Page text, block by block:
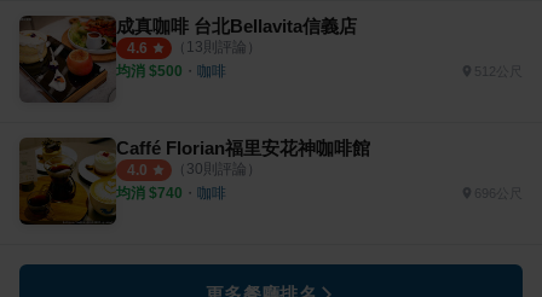
成真咖啡 台北Bellavita信義店
4.6 （ 13則評論）
均消 $500 ・ 咖啡 512公尺
Caffé Florian福里安花神咖啡館
4.0 （ 30則評論）
均消 $740 ・ 咖啡